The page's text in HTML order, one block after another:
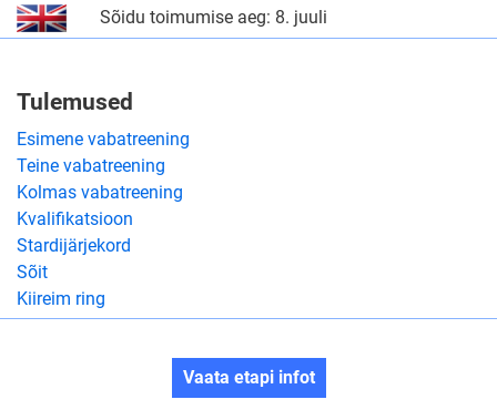
Sõidu toimumise aeg: 8. juuli
Tulemused
Esimene vabatreening
Teine vabatreening
Kolmas vabatreening
Kvalifikatsioon
Stardijärjekord
Sõit
Kiireim ring
Vaata etapi infot